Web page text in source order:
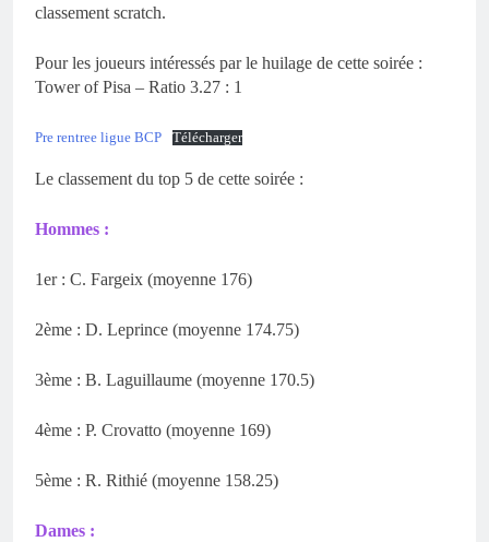
classement scratch.
Pour les joueurs intéressés par le huilage de cette soirée :
Tower of Pisa – Ratio 3.27 : 1
Pre rentree ligue BCP Télécharger
Le classement du top 5 de cette soirée :
Hommes :
1er : C. Fargeix (moyenne 176)
2ème : D. Leprince (moyenne 174.75)
3ème : B. Laguillaume (moyenne 170.5)
4ème : P. Crovatto (moyenne 169)
5ème : R. Rithié (moyenne 158.25)
Dames :